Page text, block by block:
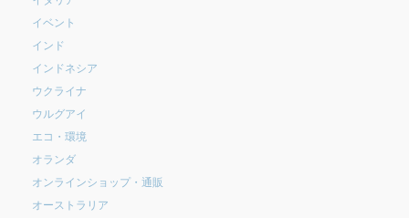
イベント
インド
インドネシア
ウクライナ
ウルグアイ
エコ・環境
オランダ
オンラインショップ・通販
オーストラリア